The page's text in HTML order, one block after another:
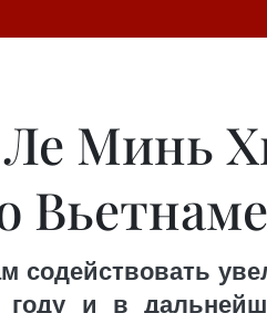
Минь
Вьетнаме
содействовать
и в